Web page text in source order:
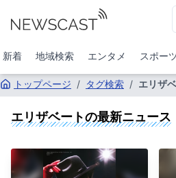
新着 地域検索 エンタメ スポー
トップページ / タグ検索 / エリザ
エリザベートの最新ニュース